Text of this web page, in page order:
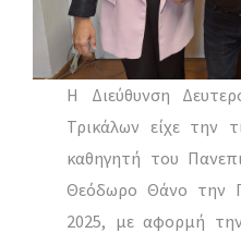
Η Διεύθυνση
Τρικάλων είχε την
καθηγητή του
Θεόδωρο Θάνο την
2025, με αφορμή